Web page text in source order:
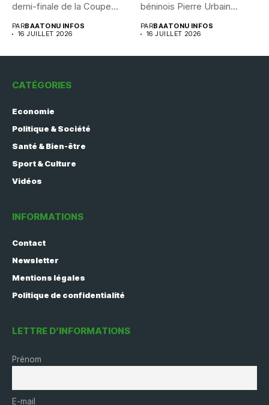
demi-finale de la Coupe...
PARBAATONU INFOS
16 JUILLET 2026
béninois Pierre Urbain
PARBAATONU INFOS
16 JUILLET 2026
CATÉGORIES
Economie
Politique & Société
Santé & Bien-être
Sport & Culture
Vidéos
INFORMATIONS
Contact
Newsletter
Mentions légales
Politique de confidentialité
LETTRE D’INFORMATIONS
Prénom
E-mail